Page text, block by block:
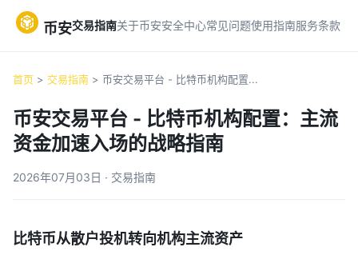
币安交易指南关于币安安全中心常见问题使用指南服务条款
首页 > 交易指南 > 币安交易平台 - 比特币机构配置...
币安交易平台 - 比特币机构配置：主流
资金加速入场的战略指南
2026年07月03日 · 交易指南
比特币从散户投机转向机构主流资产